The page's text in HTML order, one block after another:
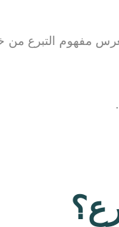
مفهوم التبرع من